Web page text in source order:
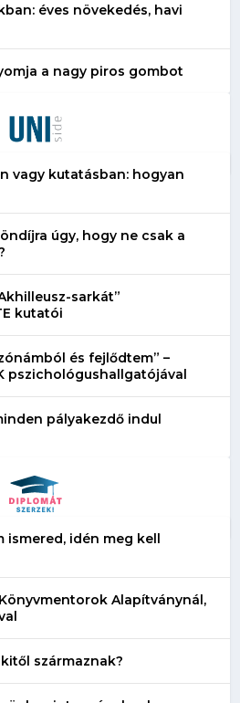
éves növekedés, havi
a nagy piros gombot
vagy kutatásban: hogyan
úgy, hogy ne csak a
sarkát”
kutatói
és fejlődtem” –
pszichológushallgatójával
pályakezdő indul
ismered, idén meg kell
Alapítványnál,
származnak?